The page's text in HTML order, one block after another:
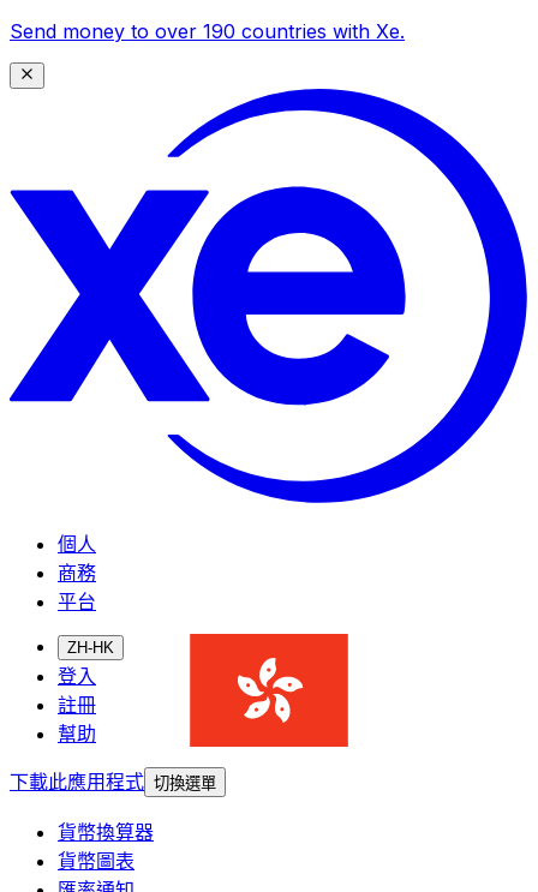
Send money to over 190 countries with Xe.
個人
商務
平台
ZH-HK
登入
註冊
幫助
下載此應用程式 切換選單
貨幣換算器
貨幣圖表